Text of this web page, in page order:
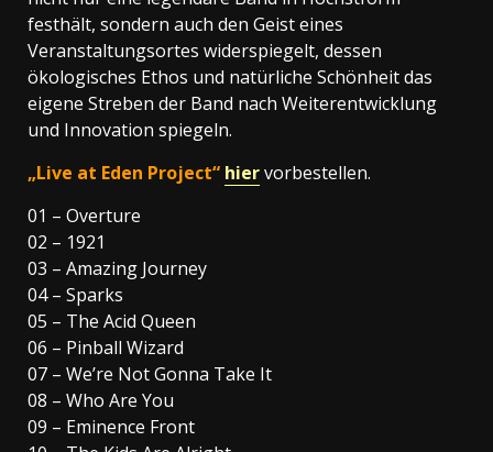
festhält, sondern auch den Geist eines
Veranstaltungsortes widerspiegelt, dessen
ökologisches Ethos und natürliche Schönheit das
eigene Streben der Band nach Weiterentwicklung
und Innovation spiegeln.
„Live at Eden Project“ hiervorbestellen.
01 – Overture
02 – 1921
03 – Amazing Journey
04 – Sparks
05 – The Acid Queen
06 – Pinball Wizard
07 – We’re Not Gonna Take It
08 – Who Are You
09 – Eminence Front